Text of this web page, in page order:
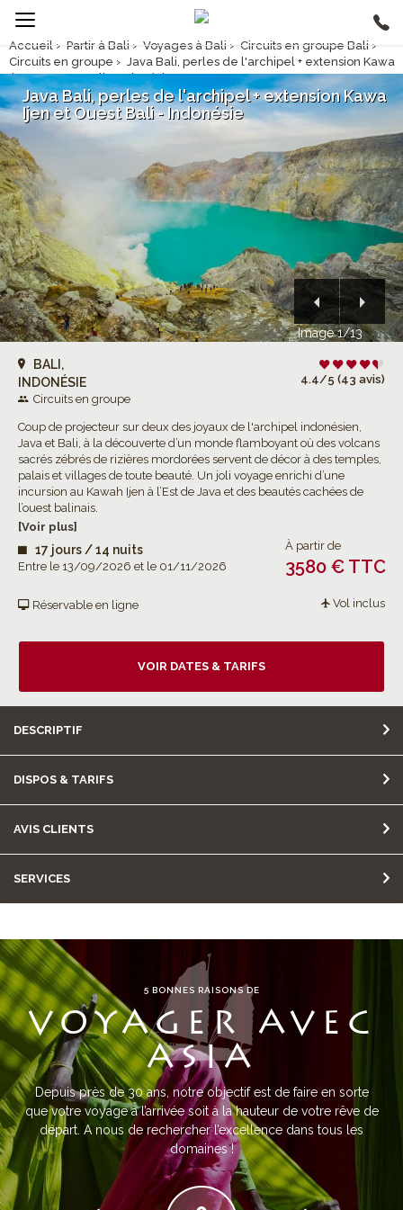
Accueil › Partir à Bali › Voyages à Bali › Circuits en groupe Bali ›
Circuits en groupe › Java Bali, perles de l'archipel + extension Kawa
Ijen et Ouest Bali - Indonésie
Image 1/13
Java Bali, perles de l'archipel + extension Kawa
Ijen et Ouest Bali - Indonésie
BALI,
INDONÉSIE
Circuits en groupe
4.4/5 (43 avis)
Coup de projecteur sur deux des joyaux de l'archipel indonésien,
Java et Bali, à la découverte d’un monde flamboyant où des volcans
sacrés zébrés de rizières mordorées servent de décor à des temples,
palais et villages de toute beauté. Un joli voyage enrichi d’une
incursion au Kawah Ijen à l’Est de Java et des beautés cachées de
l’ouest balinais.
[Voir plus]
17 jours / 14 nuits
Entre le 13/09/2026 et le 01/11/2026
À partir de
3580 € TTC
Réservable en ligne Vol inclus
VOIR DATES & TARIFS
DESCRIPTIF
DISPOS & TARIFS
AVIS CLIENTS
SERVICES
5 BONNES RAISONS DE
VOYAGER AVEC
ASIA
Depuis près de 30 ans, notre objectif est de faire en sorte
que votre voyage à l’arrivée soit à la hauteur de votre rêve de
départ. A nous de rechercher l’excellence dans tous les
domaines !